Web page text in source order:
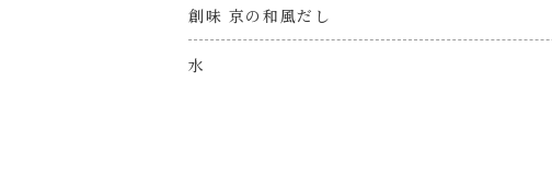
創味 京の和風だし
水